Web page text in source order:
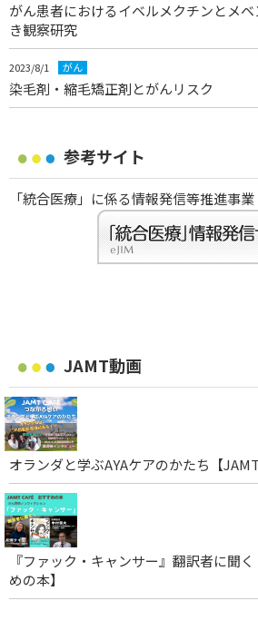
がん患者におけるイベルメクチンとメ
き観察研究
2023/8/1 がん
染毛剤・縮毛矯正剤とがんリスク
参考サイト
「統合医療」に係る情報発信等推進事業
JAMT動画
オランダと学ぶAYAケアのかたち【JAMT
『ファック・キャンサー』翻訳者に聞
めの本】